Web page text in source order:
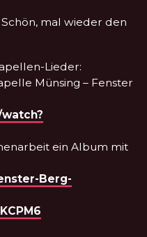
mal wieder den
Lieder:
Münsing – Fenster
ein Album mit
Berg-